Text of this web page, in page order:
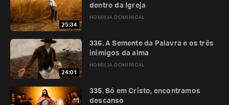
25:34
HOMILIA DOMINICAL
dentro da Igreja
24:01
HOMILIA DOMINICAL
336. A Semente da Palavra e os três
inimigos da alma
335. Só em Cristo, encontramos
descanso